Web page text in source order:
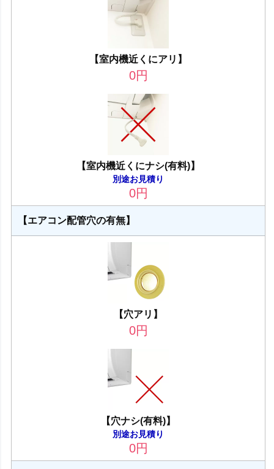
【室内機近くにアリ】
0円
【室内機近くにナシ(有料)】
別途お見積り
0円
【エアコン配管穴の有無】
【穴アリ】
0円
【穴ナシ(有料)】
別途お見積り
0円